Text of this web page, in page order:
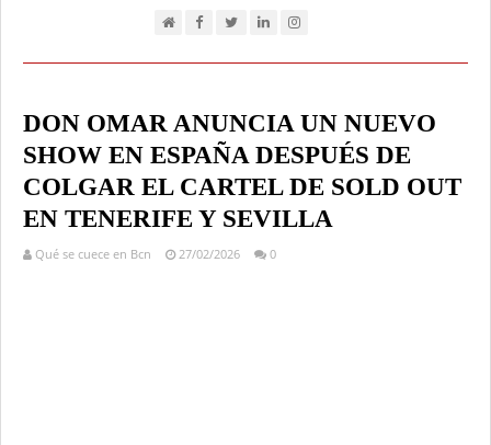
DON OMAR ANUNCIA UN NUEVO
SHOW EN ESPAÑA DESPUÉS DE
COLGAR EL CARTEL DE SOLD OUT
EN TENERIFE Y SEVILLA
Qué se cuece en Bcn 27/02/2026 0